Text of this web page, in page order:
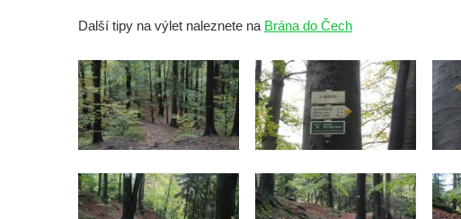
Tvrz Libčeves
Tvrz Kuřívody
Tvrz Tlustec (Velký Valtinov)
Hrad Litýš
Hrad Levín (u Úštěku)
Hrad Bezděz
Hrad Potštejn
Další tipy na výlet naleznete na Brána do Čech